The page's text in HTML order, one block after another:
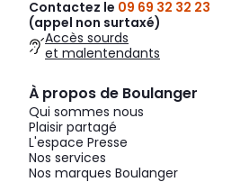
Contactez le 09 69 32 32 23
(appel non surtaxé)
Accès sourds
et malentendants
À propos de Boulanger
Qui sommes nous
Plaisir partagé
L'espace Presse
Nos services
Nos marques Boulanger